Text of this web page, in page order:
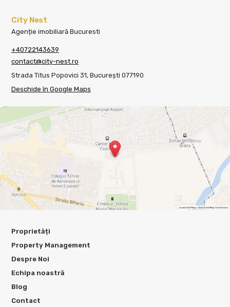
City Nest
Agenție imobiliară Bucuresti
+40722143639
contact@city-nest.ro
Strada Titus Popovici 31, București 077190
Deschide în Google Maps
Proprietăți
Property Management
Despre Noi
Echipa noastră
Blog
Contact